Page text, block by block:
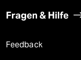
Fragen & Hilfe
Feedback